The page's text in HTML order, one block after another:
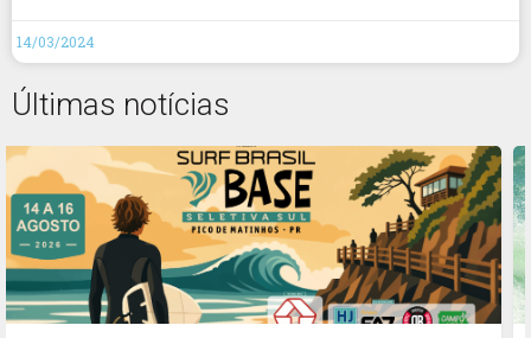
14/03/2024
Últimas notícias